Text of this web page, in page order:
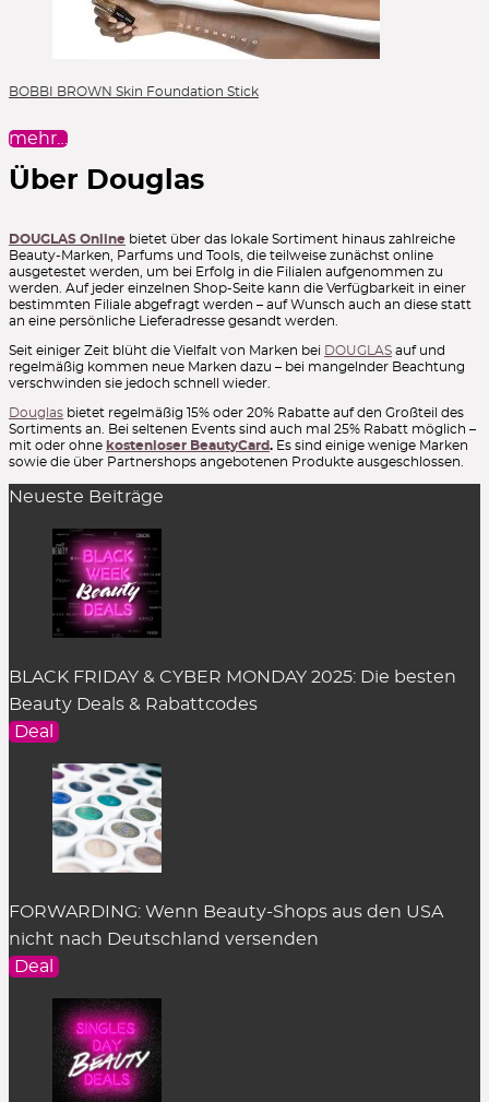
Sigma Makeup Sioris * Sisley
Skin Biology Therapy *
Skin Generics *
Skin Proud Skin1004 * Skin689 *
Skinboom *
SkinCeuticals
SkinChemists * Skindivision
Skinfood
SNP * Soap & Glory
Spilanthox *
St. Moriz St. Tropez
Sweed Beauty
Thank You Farmer *
The Browery
The BrowGal
The Organic Pharmacy
The Quick Flick
The Skinimalist *
theBalm
This Works TirTir * Tocobo *
Tom Ford Beauty
Tomorrowlabs
Tonymoly * Too Faced Topicrem *
Torriden *
Toun 28 *
Tozaime * Transparent Lab Trilogy
Trind
Tromborg
True North Tula Tweezerman
Uriage *
Urtekram * Valentino Beauty Valion *
Vapour
Veg-up Make Up *
Velandia * Velour Lashes
VeniceBeauty *
Verso
Vita Liberata
Von Styp Votary W7
Wakeup Cosmetics
wet'n'wild
Whamisa * Wild Science Lab Wirlof
Wunder2
Yope *
Youngblood YouStar
Youth Lab
Youthshots by Dr. Fach
Yverum *
Yves Rocher
Yves Saint Laurent Beauté (YSL)
Zao Zarko Beauty *
Zarqua
Zealots of Nature
* über DOUGLAS-Partner
, ggf. von Codes ausgeschlossen
BOBBI BROWN Skin Foundation Stick
mehr…
Über Douglas
DOUGLAS Online bietet über das lokale Sortiment hinaus zahlreiche
Beauty-Marken, Parfums und Tools, die teilweise zunächst online
ausgetestet werden, um bei Erfolg in die Filialen aufgenommen zu
werden. Auf jeder einzelnen Shop-Seite kann die Verfügbarkeit in einer
bestimmten Filiale abgefragt werden – auf Wunsch auch an diese statt
an eine persönliche Lieferadresse gesandt werden.
Seit einiger Zeit blüht die Vielfalt von Marken bei DOUGLAS auf und
regelmäßig kommen neue Marken dazu – bei mangelnder Beachtung
verschwinden sie jedoch schnell wieder.
Douglas bietet regelmäßig 15% oder 20% Rabatte auf den Großteil des
Sortiments an. Bei seltenen Events sind auch mal 25% Rabatt möglich –
mit oder ohne kostenloser BeautyCard. Es sind einige wenige Marken
sowie die über Partnershops angebotenen Produkte ausgeschlossen.
Neueste Beiträge
BLACK FRIDAY & CYBER MONDAY 2025: Die besten
Beauty Deals & Rabattcodes
Deal
FORWARDING: Wenn Beauty-Shops aus den USA
nicht nach Deutschland versenden
Deal